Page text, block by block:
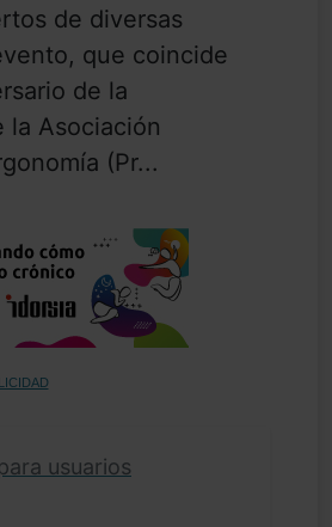
de diversas
que coincide
de la
la Asociación
(Pr...
usuarios